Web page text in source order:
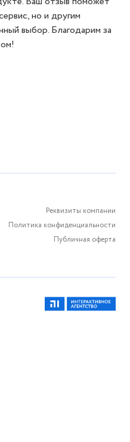
но и другим
выбор. Благодарим за
Реквизиты компании
Политика конфиденциальности
Публичная оферта